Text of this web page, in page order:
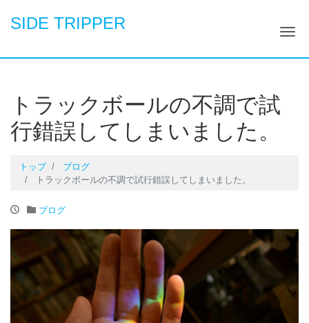
SIDE TRIPPER
ナ
トラックボールの不調で試
行錯誤してしまいました。
トップ
ブログ
トラックボールの不調で試行錯誤してしまいました。
ブログ